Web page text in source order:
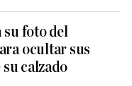
su foto del
ocultar sus
calzado